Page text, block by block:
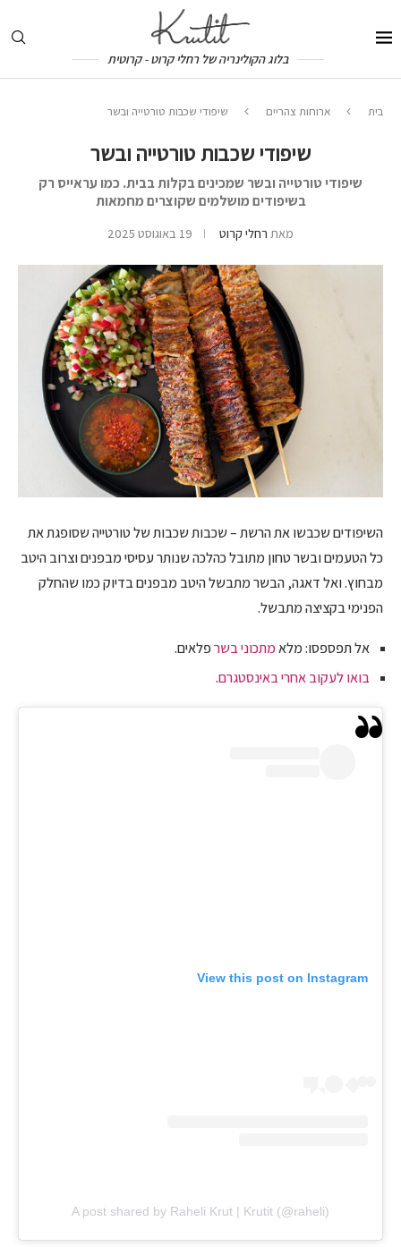
בלוג הקולינריה של רחלי קרוט - קרוטית
בית ארוחות צהריים שיפודי שכבות טורטייה ובשר
שיפודי שכבות טורטייה ובשר
שיפודי טורטייה ובשר שמכינים בקלות בבית. כמו עראייס רק
בשיפודים מושלמים שקוצרים מחמאות
מאת רחלי קרוט 19 באוגוסט 2025
השיפודים שכבשו את הרשת – שכבות שכבות של טורטייה שסופגת את
כל הטעמים ובשר טחון מתובל כהלכה שנותר עסיסי מבפנים וצרוב היטב
מבחוץ. ואל דאגה, הבשר מתבשל היטב מבפנים בדיוק כמו שהחלק
הפנימי בקציצה מתבשל.
אל תפספסו: מלאמתכוני בשרפלאים.
בואו לעקוב אחרי באינסטגרם.
View this post on Instagram
A post shared by Raheli Krut | Krutit (@raheli)